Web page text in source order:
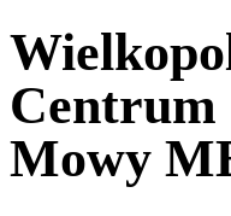
Centrum
Mowy